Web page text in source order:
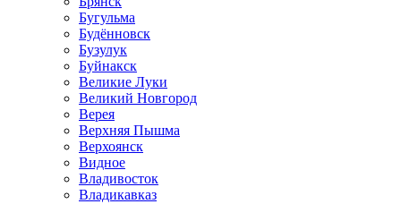
Бугульма
Будённовск
Бузулук
Буйнакск
Великие Луки
Великий Новгород
Верея
Верхняя Пышма
Верхоянск
Видное
Владивосток
Владикавказ